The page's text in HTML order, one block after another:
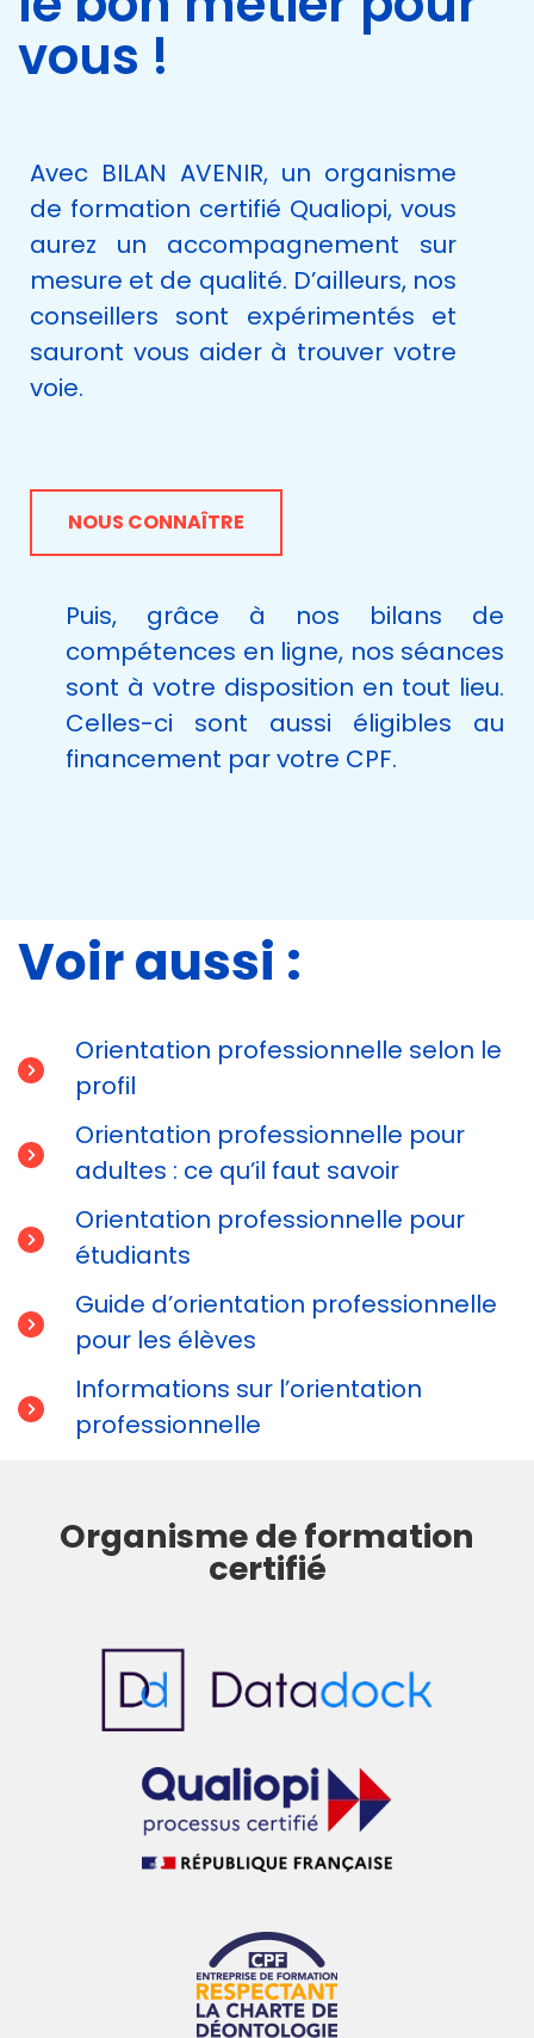
vous !
Avec BILAN AVENIR, un organisme
de formation certifié Qualiopi, vous
aurez un accompagnement sur
mesure et de qualité. D’ailleurs, nos
conseillers sont expérimentés et
sauront vous aider à trouver votre
voie.
NOUS CONNAÎTRE
Puis, grâce à nos bilans de
compétences en ligne, nos séances
sont à votre disposition en tout lieu.
Celles-ci sont aussi éligibles au
financement par votre CPF.
Voir aussi :
Orientation professionnelle selon le
profil
Orientation professionnelle pour
adultes : ce qu’il faut savoir
Orientation professionnelle pour
étudiants
Guide d’orientation professionnelle
pour les élèves
Informations sur l’orientation
professionnelle
Organisme de formation
certifié